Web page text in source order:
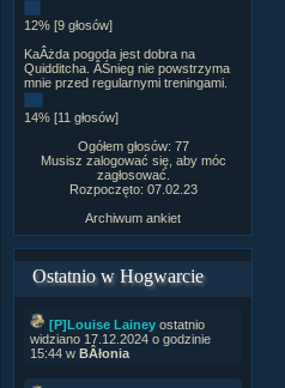
12% [9 głosów]
KaÂżda pogoda jest dobra na
Quidditcha. ÂŚnieg nie powstrzyma
mnie przed regularnymi treningami.
14% [11 głosów]
Ogółem głosów: 77
Musisz zalogować się, aby móc
zagłosować.
Rozpoczęto: 07.02.23
Archiwum ankiet
Ostatnio w Hogwarcie
[P]Louise Lainey ostatnio
widziano 17.12.2024 o godzinie
15:44 w BÂłonia